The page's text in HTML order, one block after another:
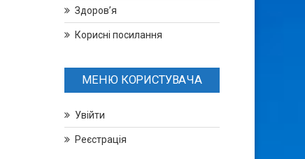
Здоров’я
Корисні посилання
МЕНЮ КОРИСТУВАЧА
Увійти
Реєстрація